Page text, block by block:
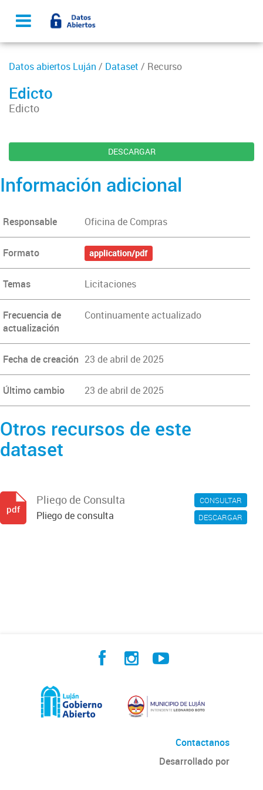
Datos abiertos Luján / Dataset / Recurso
Edicto
Edicto
DESCARGAR
Información adicional
Responsable Oficina de Compras
Formato application/pdf
Temas Licitaciones
Frecuencia de
actualización
Continuamente actualizado
Fecha de creación 23 de abril de 2025
Último cambio 23 de abril de 2025
Otros recursos de este
dataset
CONSULTAR
DESCARGAR
Pliego de Consulta
Pliego de consulta
pdf
Contactanos
Desarrollado por